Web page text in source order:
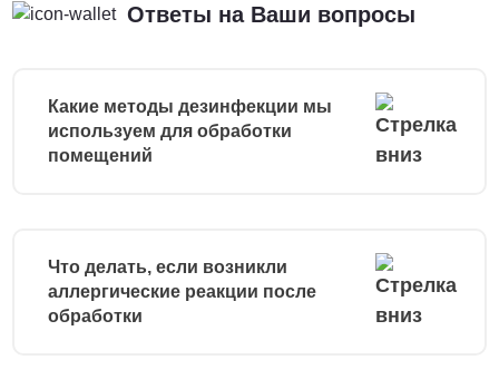
Ответы на Ваши вопросы
Какие методы дезинфекции мы
используем для обработки
помещений
Что делать, если возникли
аллергические реакции после
обработки